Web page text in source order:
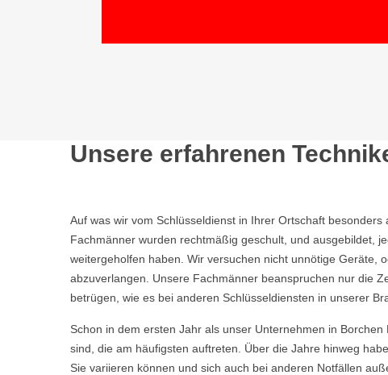
Unsere erfahrenen
Auf was wir vom Schlüsseldienst in Ihrer Ortschaft
Fachmänner wurden rechtmäßig geschult, und ausgebildet,
weitergeholfen haben. Wir versuchen nicht unnötige Geräte,
abzuverlangen. Unsere Fachmänner beanspruchen nur die
betrügen, wie es bei anderen Schlüsseldiensten in unserer
Schon in dem ersten Jahr als unser Unternehmen in
sind, die am häufigsten auftreten. Über die Jahre hinweg
Sie variieren können und sich auch bei anderen Notfällen